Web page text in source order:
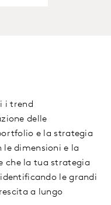
i trend
delle
e la strategia
dimensioni e la
che la tua strategia
le grandi
a lungo